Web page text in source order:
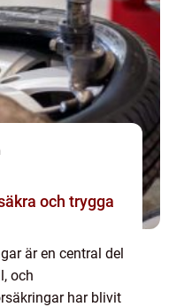
och trygga
är en central del
och
har blivit